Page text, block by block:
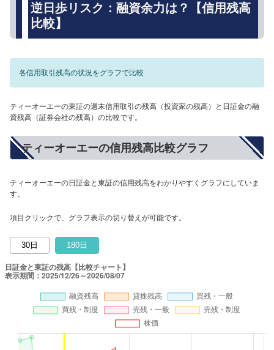
逆日歩リスク：融資余力は？【信用残高
比較】
各信用取引残高の状況をグラフで比較
ティーオーエーの東証の週末信用取引の残高（投資家の残高）と日証金の融
資残高（証券会社の残高）の比較です。
ティーオーエーの信用残高比較グラフ
ティーオーエーの日証金と東証の信用残高をわかりやすくグラフにしていま
す。
項目クリックで、グラフ表示の切り替えが可能です。
30日 180日